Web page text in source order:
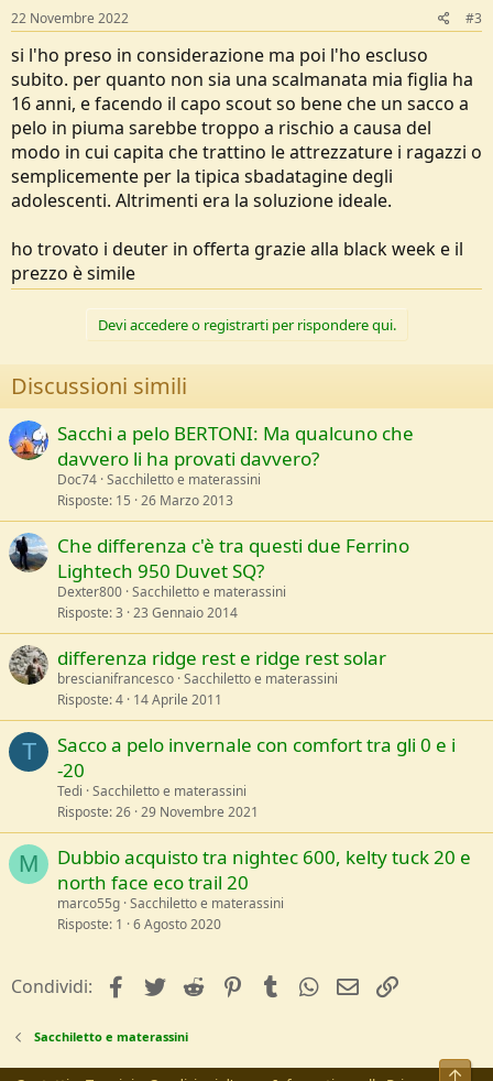
s
:
22 Novembre 2022 #3
si l'ho preso in considerazione ma poi l'ho escluso
subito. per quanto non sia una scalmanata mia figlia ha
16 anni, e facendo il capo scout so bene che un sacco a
pelo in piuma sarebbe troppo a rischio a causa del
modo in cui capita che trattino le attrezzature i ragazzi o
semplicemente per la tipica sbadatagine degli
adolescenti. Altrimenti era la soluzione ideale.
ho trovato i deuter in offerta grazie alla black week e il
prezzo è simile
Devi accedere o registrarti per rispondere qui.
Discussioni simili
Sacchi a pelo BERTONI: Ma qualcuno che
davvero li ha provati davvero?
Doc74 Sacchiletto e materassini
Risposte 15 26 Marzo 2013
Che differenza c'è tra questi due Ferrino
Lightech 950 Duvet SQ?
Dexter800 Sacchiletto e materassini
Risposte 3 23 Gennaio 2014
differenza ridge rest e ridge rest solar
brescianifrancesco Sacchiletto e materassini
Risposte 4 14 Aprile 2011
T
Sacco a pelo invernale con comfort tra gli 0 e i
-20
Tedi Sacchiletto e materassini
Risposte 26 29 Novembre 2021
M
Dubbio acquisto tra nightec 600, kelty tuck 20 e
north face eco trail 20
marco55g Sacchiletto e materassini
Risposte 1 6 Agosto 2020
Condividi: facebookTwitterReddit PinterestTumblrWhatsApp
e-mail
Sacchiletto e materassini
Alto